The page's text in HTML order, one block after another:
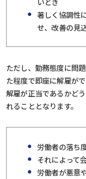
著しく協調性
せ、改善の見
ただし、勤務態度に問
た程度で即座に解雇が
解雇が正当であるかど
れることとなります。
労働者の落ち
それによって
労働者が悪意